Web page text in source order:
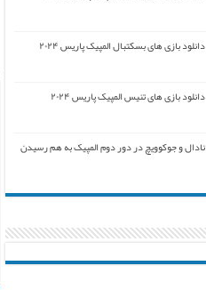
دانلود بازی های بسکتبال المپیک پاریس ۲۰۲۴
دانلود بازی های تنیس المپیک پاریس ۲۰۲۴
نادال و جوکوویچ در دور دوم المپیک به هم رسیدن